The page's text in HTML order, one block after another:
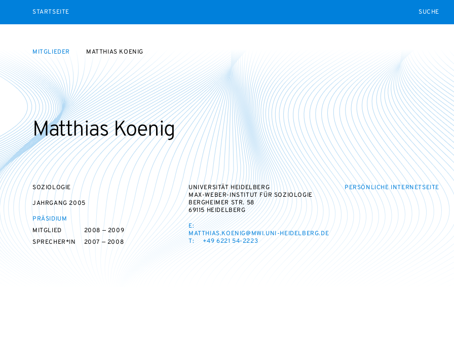
STARTSEITE
MITGLIEDER MATTHIAS KOENIG
Matthias Koenig
SOZIOLOGIE
JAHRGANG 2005
PRÄSIDIUM
MITGLIED
2008 — 2009
SPRECHER*IN
2007 — 2008
UNIVERSITÄT HEIDELBERG
MAX-WEBER-INSTITUT FÜR SOZIOLOGIE
BERGHEIMER STR. 58
69115 HEIDELBERG
E:
MATTHIAS.KOENIG@MWI.UNI-HEIDELBERG.DE
T:
+49 6221 54-2223
PERSÖNLICHE INTERNETSEITE